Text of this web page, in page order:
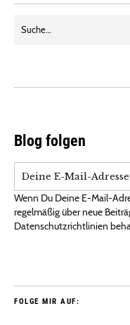
Blog folgen
Wenn Du Deine E-Mail-
regelmäßig über neue
Datenschutzrichtlinien
FOLGE MIR AUF: